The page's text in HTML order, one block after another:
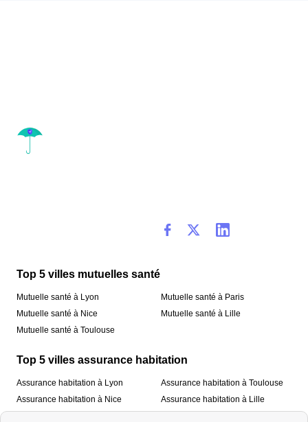
Top 5 villes mutuelles santé
Mutuelle santé à Lyon
Mutuelle santé à Nice
Mutuelle santé à Toulouse
Mutuelle santé à Paris
Mutuelle santé à Lille
Top 5 villes assurance habitation
Assurance habitation à Lyon
Assurance habitation à Nice
Assurance habitation à Toulouse
Assurance habitation à Lille